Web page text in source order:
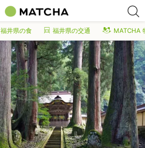
福井県の食 福井県の交通 MATCHA